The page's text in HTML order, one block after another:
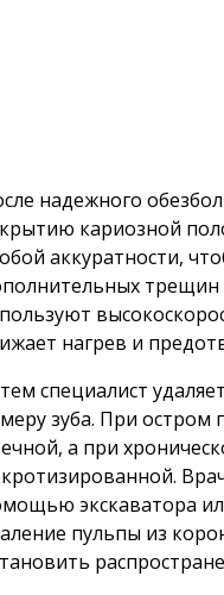
надежного
кариозной
аккуратности,
трещин
нагрев и
специалист
зуба. При остром
а при
экскаватора
пульпы из